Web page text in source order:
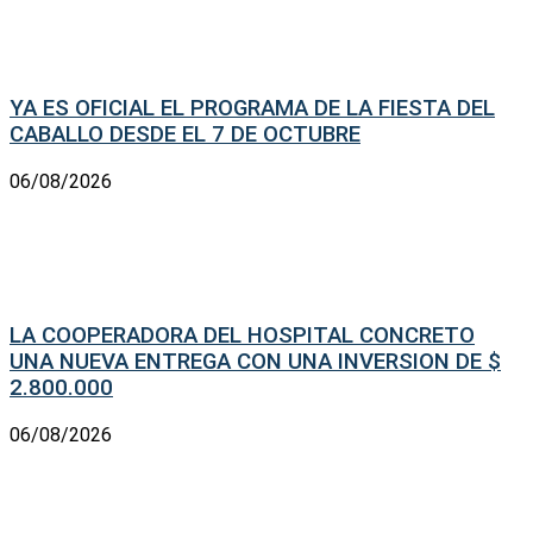
YA ES OFICIAL EL PROGRAMA DE LA FIESTA DEL
CABALLO DESDE EL 7 DE OCTUBRE
06/08/2026
LA COOPERADORA DEL HOSPITAL CONCRETO
UNA NUEVA ENTREGA CON UNA INVERSION DE $
2.800.000
06/08/2026